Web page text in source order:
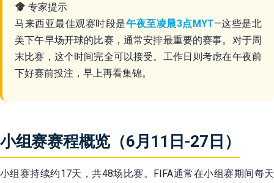
专家提示
马来西亚最佳观赛时段是午夜至凌晨3点MYT—这些是北
美下午早场开球的比赛，通常安排最重要的赛事。对于周
末比赛，这个时间完全可以接受。工作日则考虑在午夜前
下好赛前投注，早上再看集锦。
小组赛赛程概览（6月11日-27日）
小组赛持续约17天，共48场比赛。FIFA通常在小组赛期间每天